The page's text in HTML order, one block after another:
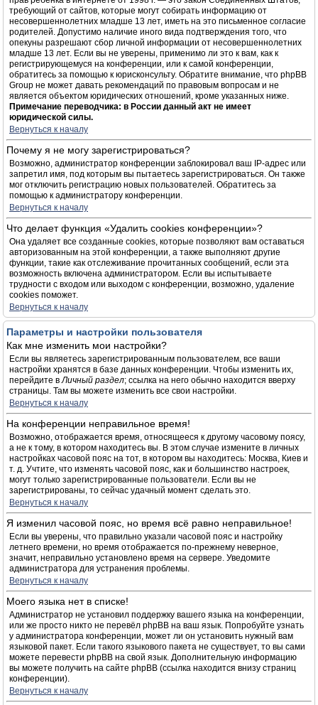
требующий от сайтов, которые могут собирать информацию от
несовершеннолетних младше 13 лет, иметь на это письменное согласие
родителей. Допустимо наличие иного вида подтверждения того, что
опекуны разрешают сбор личной информации от несовершеннолетних
младше 13 лет. Если вы не уверены, применимо ли это к вам, как к
регистрирующемуся на конференции, или к самой конференции,
обратитесь за помощью к юрисконсульту. Обратите внимание, что phpBB
Group не может давать рекомендаций по правовым вопросам и не
является объектом юридических отношений, кроме указанных ниже.
Примечание переводчика: в России данный акт не имеет
юридической силы.
Вернуться к началу
Почему я не могу зарегистрироваться?
Возможно, администратор конференции заблокировал ваш IP-адрес или
запретил имя, под которым вы пытаетесь зарегистрироваться. Он также
мог отключить регистрацию новых пользователей. Обратитесь за
помощью к администратору конференции.
Вернуться к началу
Что делает функция «Удалить cookies конференции»?
Она удаляет все созданные cookies, которые позволяют вам оставаться
авторизованным на этой конференции, а также выполняют другие
функции, такие как отслеживание прочитанных сообщений, если эта
возможность включена администратором. Если вы испытываете
трудности с входом или выходом с конференции, возможно, удаление
cookies поможет.
Вернуться к началу
Параметры и настройки пользователя
Как мне изменить мои настройки?
Если вы являетесь зарегистрированным пользователем, все ваши
настройки хранятся в базе данных конференции. Чтобы изменить их,
перейдите вЛичный раздел; ссылка на него обычно находится вверху
страницы. Там вы можете изменить все свои настройки.
Вернуться к началу
На конференции неправильное время!
Возможно, отображается время, относящееся к другому часовому поясу,
а не к тому, в котором находитесь вы. В этом случае измените в личных
настройках часовой пояс на тот, в котором вы находитесь: Москва, Киев и
т. д. Учтите, что изменять часовой пояс, как и большинство настроек,
могут только зарегистрированные пользователи. Если вы не
зарегистрированы, то сейчас удачный момент сделать это.
Вернуться к началу
Я изменил часовой пояс, но время всё равно неправильное!
Если вы уверены, что правильно указали часовой пояс и настройку
летнего времени, но время отображается по-прежнему неверное,
значит, неправильно установлено время на сервере. Уведомите
администратора для устранения проблемы.
Вернуться к началу
Моего языка нет в списке!
Администратор не установил поддержку вашего языка на конференции,
или же просто никто не перевёл phpBB на ваш язык. Попробуйте узнать
у администратора конференции, может ли он установить нужный вам
языковой пакет. Если такого языкового пакета не существует, то вы сами
можете перевести phpBB на свой язык. Дополнительную информацию
вы можете получить на сайте phpBB (ссылка находится внизу страниц
конференции).
Вернуться к началу